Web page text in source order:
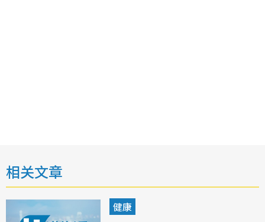
相关文章
健康